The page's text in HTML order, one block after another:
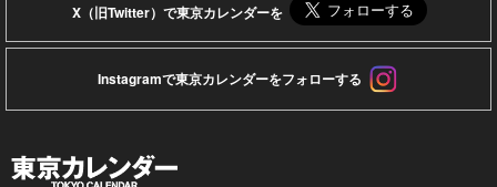
X（旧Twitter）で東京カレンダーを
Instagramで東京カレンダーをフォローする